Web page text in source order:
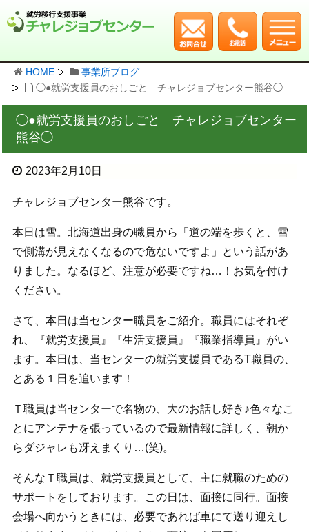
HOME
事業所ブログ
◯●就労支援員のおしごと チャレジョブセンター熊谷◯
◯●就労支援員のおしごと チャレジョブセンター
熊谷◯
2023年2月10日
チャレジョブセンター熊谷です。
本日は雪。北海道出身の職員から「道の端を歩くと、雪
で側溝が見えなくなるので危ないですよ」という話があ
りました。なるほど、注意が必要ですね…！お気を付け
ください。
さて、本日は当センター職員をご紹介。職員にはそれぞ
れ、『就労支援員』『生活支援員』『職業指導員』がい
ます。本日は、当センターの就労支援員であるT職員の、
とある１日を追います！
Ｔ職員は当センターで名物の、大のお話し好き♪色々なこ
とにアンテナを張っているので最新情報に詳しく、朝か
らダジャレも冴えまくり…(笑)。
そんなＴ職員は、就労支援員として、主に就職のための
サポートをしております。この日は、面接に同行。面接
会場へ向かうときには、必要であれば車にて送り迎えし